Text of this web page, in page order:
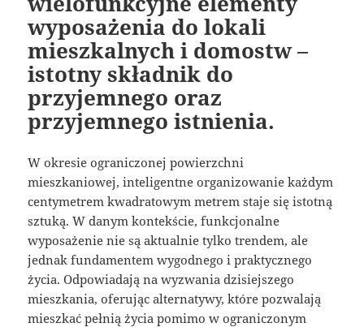
wyposażenia do lokali
mieszkalnych i domostw –
istotny składnik do
przyjemnego oraz
przyjemnego istnienia.
W okresie ograniczonej powierzchni
mieszkaniowej, inteligentne organizowanie każdym
centymetrem kwadratowym metrem staje się istotną
sztuką. W danym kontekście, funkcjonalne
wyposażenie nie są aktualnie tylko trendem, ale
jednak fundamentem wygodnego i praktycznego
życia. Odpowiadają na wyzwania dzisiejszego
mieszkania, oferując alternatywy, które pozwalają
mieszkać pełnią życia pomimo w ograniczonym